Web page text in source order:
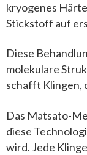
kryogenes
Stickstoff auf
Diese
molekulare
schafft Klingen,
Das Matsato-
diese
wird. Jede